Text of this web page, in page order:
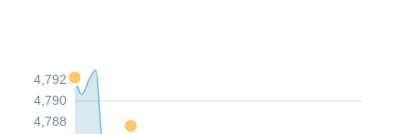
4,788
4,790
4,792